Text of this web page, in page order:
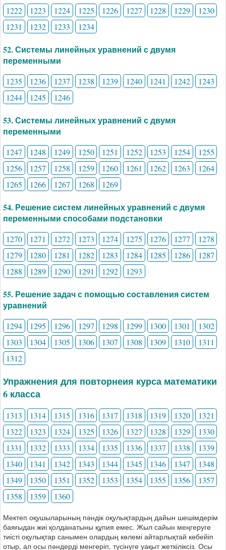
1222 1223 1224 1225 1226 1227 1228 1229
1230
1231
1232 1233 1234
52. Системы линейных уравнений с двумя
переменными
1235 1236 1237 1238 1239 1240 1241 1242
1243
1244
1245 1246
53. Системы линейных уравнений с двумя
переменными
1247 1248 1249 1250 1251 1252 1253 1254
1255
1256
1257 1258 1259 1260 1261 1262 1263
1264
1265
1266 1267 1268 1269
54. Решение систем линейных уравнений с двумя
переменными способами подстановки
1270 1271 1272 1273 1274 1275 1276 1277
1278
1279
1280 1281 1282 1283 1284 1285 1286
1287
1288
1289 1290 1291 1292 1293
55. Решение задач с помощью составления систем
уравнений
1294 1295 1296 1297 1298 1299 1300 1301
1302
1303
1304 1305 1306 1307 1308 1309 1310
1311
1312
Упражнения для повторнеия курса математики
6 класса
1313 1314 1315 1316 1317 1318 1319 1320
1321
1322
1323 1324 1325 1326 1327 1328 1329
1330
1331
1332 1333 1334 1335 1336 1337 1338
1339
1340
1341 1342 1343 1344 1345 1346 1347
1348
1349
1350 1351 1352 1353 1354 1355 1356
1357
1358
1359 1360
Мектеп оқушыларының пәндік оқулықтардың дайын шешімдерім
баяғыдан жиі қолданатыны құпия емес. Жыл сайын меңгеруге
тиісті оқулықтар санымен олардың көлемі айтарлықтай көбейіп
отыр, ал осы пәндерді менгеріп, түсінуге уақыт жеткіліксіз. Осы